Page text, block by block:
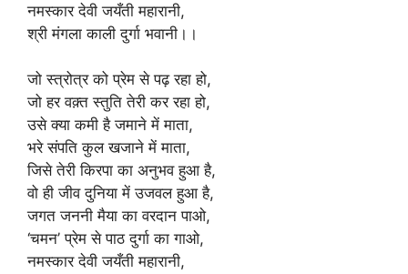
नमस्कार देवी जयँती महारानी,
श्री मंगला काली दुर्गा भवानी।।
जो स्त्रोत्र को प्रेम से पढ़ रहा हो,
जो हर वक़्त स्तुति तेरी कर रहा हो,
उसे क्या कमी है जमाने में माता,
भरे संपति कुल खजाने में माता,
जिसे तेरी किरपा का अनुभव हुआ है,
वो ही जीव दुनिया में उजवल हुआ है,
जगत जननी मैया का वरदान पाओ,
‘चमन’ प्रेम से पाठ दुर्गा का गाओ,
नमस्कार देवी जयँती महारानी,